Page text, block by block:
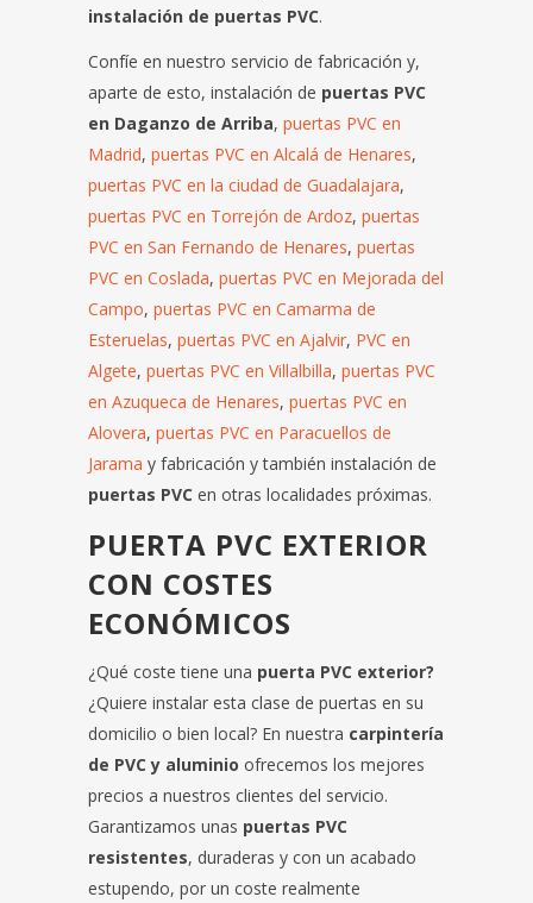
instalación de puertas PVC.
Confíe en nuestro servicio de fabricación y,
aparte de esto, instalación de puertas PVC
en Daganzo de Arriba, puertas PVC en
Madrid, puertas PVC en Alcalá de Henares,
puertas PVC en la ciudad de Guadalajara,
puertas PVC en Torrejón de Ardoz, puertas
PVC en San Fernando de Henares, puertas
PVC en Coslada, puertas PVC en Mejorada del
Campo, puertas PVC en Camarma de
Esteruelas, puertas PVC en Ajalvir, PVC en
Algete, puertas PVC en Villalbilla, puertas PVC
en Azuqueca de Henares, puertas PVC en
Alovera, puertas PVC en Paracuellos de
Jarama y fabricación y también instalación de
puertas PVC en otras localidades próximas.
PUERTA PVC EXTERIOR
CON COSTES
ECONÓMICOS
¿Qué coste tiene una puerta PVC exterior?
¿Quiere instalar esta clase de puertas en su
domicilio o bien local? En nuestra carpintería
de PVC y aluminio ofrecemos los mejores
precios a nuestros clientes del servicio.
Garantizamos unas puertas PVC
resistentes, duraderas y con un acabado
estupendo, por un coste realmente